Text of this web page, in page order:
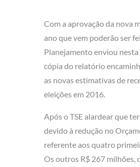
Com a aprovação da nova
ano que vem poderão ser
Planejamento enviou
cópia do relatório
as novas estimativas de
eleições em 2016.
Após o TSE alardear que
devido à redução no
referente aos quatro
Os outros R$ 267